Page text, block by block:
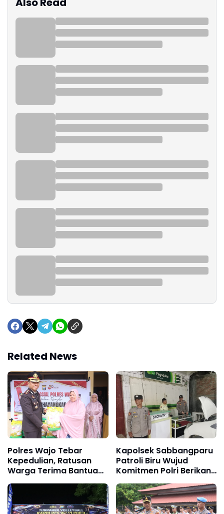
Related News
Polres Wajo Tebar
Kepedulian, Ratusan
Warga Terima Bantuan
Sembako Hari
Bhayangkara ke-80
Kapolsek Sabbangparu
Patroli Biru Wujud
Komitmen Polri Berikan
Rasa Aman kepada
Masyarakat